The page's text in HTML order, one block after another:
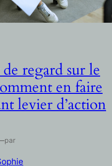
regard sur le
en faire
levier d’action
par